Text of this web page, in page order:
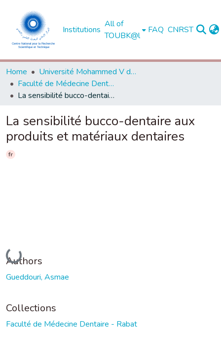
Institutions
All of
TOUBK@l
FAQ CNRST
Home
Université Mohammed V de Rabat
Faculté de Médecine Dentaire - Rabat
La sensibilité bucco-dentaire aux produits et matériaux dentaires
La sensibilité bucco-dentaire aux
produits et matériaux dentaires
fr
Loading...
Authors
Gueddouri, Asmae
Collections
Faculté de Médecine Dentaire - Rabat